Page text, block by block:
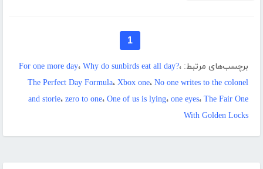
1
برچسب‌های مرتبط: For one more day، Why do sunbirds eat all day?،
The Perfect Day Formula، Xbox one، No one writes to the colonel
and storie، zero to one، One of us is lying، one eyes، The Fair One
With Golden Locks